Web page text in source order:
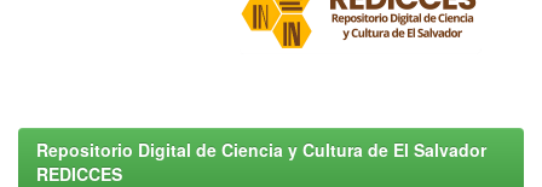
Repositorio Digital de Ciencia y Cultura de El Salvador
REDICCES